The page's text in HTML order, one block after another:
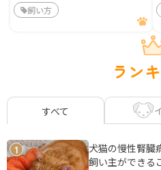
飼い方
ラン
すべて
1
犬猫の慢性腎臓
飼い主ができる